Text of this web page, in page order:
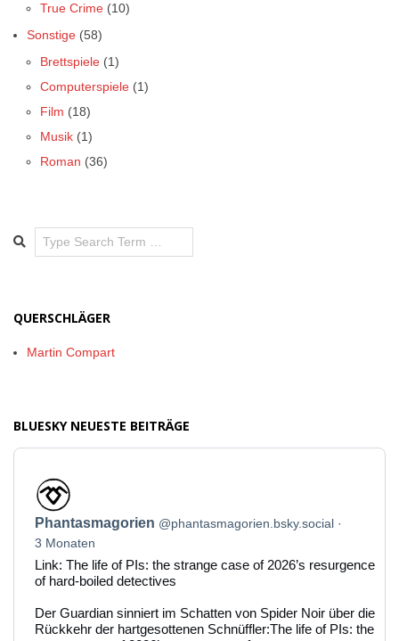
True Crime (10)
Sonstige (58)
Brettspiele (1)
Computerspiele (1)
Film (18)
Musik (1)
Roman (36)
Search
QUERSCHLÄGER
Martin Compart
BLUESKY NEUESTE BEITRÄGE
Beitrag
von
Phantasmagorien
auf
Bluesky
ansehen
Phantasmagorien @phantasmagorien.bsky.social
3 Monaten
Link: The life of PIs: the strange case of 2026’s resurgence
of hard-boiled detectives
Der Guardian sinniert im Schatten von Spider Noir über die
Rückkehr der hartgesottenen Schnüffler:The life of PIs: the